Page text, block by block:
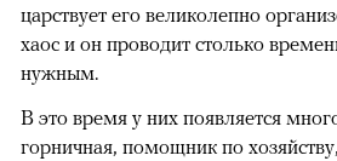
царствует его великолепно
хаос и он проводит столько
нужным.
В это время у них появляется
горничная, помощник по